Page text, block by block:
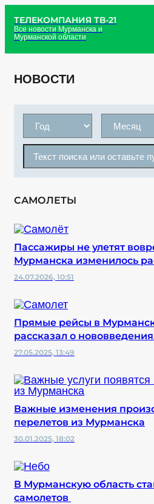
ТЕЛЕКОМПАНИЯ ТВ-21
Все новости Мурманска и
Мурманской области
НОВОСТИ
САМОЛЕТЫ
Пассажиры не улетят
Мурманска изменилось
24.07.2026, 10:51
Прямые рейсы в
рассказал о
27.05.2025, 13:49
Важные изменения
перелетов из Мурманска
30.01.2025, 18:02
В Мурманскую область
самолетов